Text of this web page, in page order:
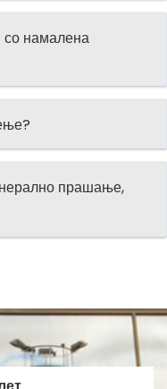
со намалена
прашање,